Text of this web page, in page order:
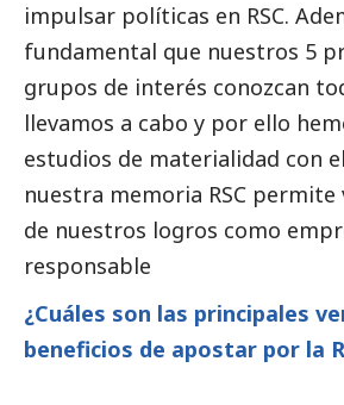
impulsar políticas en RSC.
fundamental que nuestros 5
grupos de interés conozcan
llevamos a cabo y por ello
estudios de materialidad con
nuestra memoria RSC permite
de nuestros logros como
responsable
¿Cuáles son las principales
beneficios de apostar por la